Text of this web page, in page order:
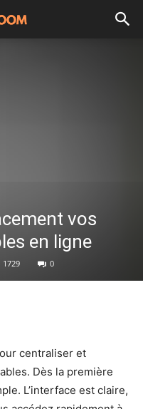
vos
en ligne
1729 0
centraliser et
Dès la première
L’interface est claire,